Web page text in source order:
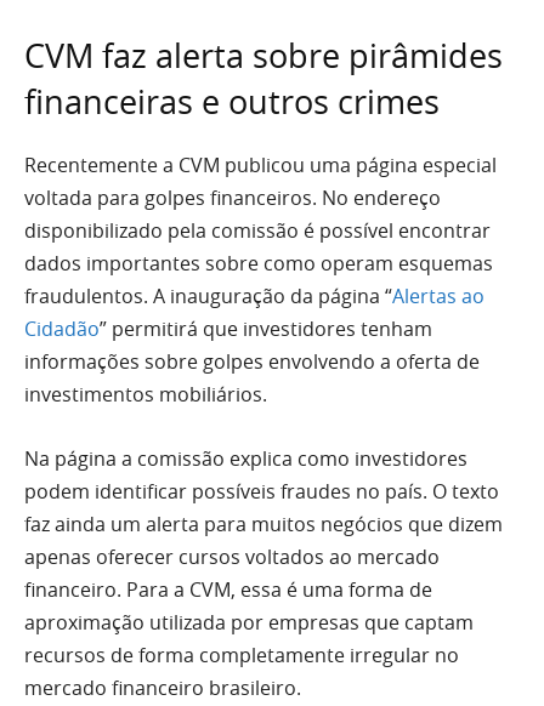
CVM faz alerta sobre pirâmides
financeiras e outros crimes
Recentemente a CVM publicou uma página especial
voltada para golpes financeiros. No endereço
disponibilizado pela comissão é possível encontrar
dados importantes sobre como operam esquemas
fraudulentos. A inauguração da página “Alertas ao
Cidadão” permitirá que investidores tenham
informações sobre golpes envolvendo a oferta de
investimentos mobiliários.
Na página a comissão explica como investidores
podem identificar possíveis fraudes no país. O texto
faz ainda um alerta para muitos negócios que dizem
apenas oferecer cursos voltados ao mercado
financeiro. Para a CVM, essa é uma forma de
aproximação utilizada por empresas que captam
recursos de forma completamente irregular no
mercado financeiro brasileiro.